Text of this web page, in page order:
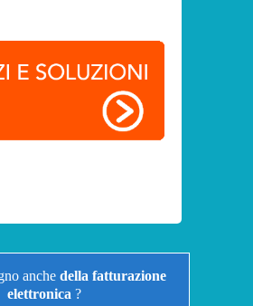
anche della fatturazione
elettronica ?